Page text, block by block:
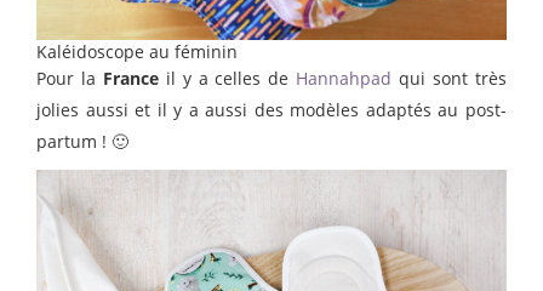
Kaléidoscope au féminin
Pour la Franceil y a celles de Hannahpad qui sont très
jolies aussi et il y a aussi des modèles adaptés au post-
partum ! 🙂